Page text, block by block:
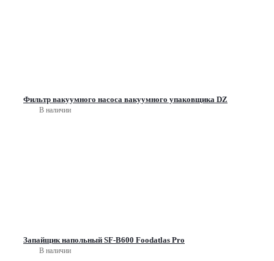
Фильтр вакуумного насоса вакуумного упаковщика DZ
В наличии
Запайщик напольный SF-B600 Foodatlas Pro
В наличии